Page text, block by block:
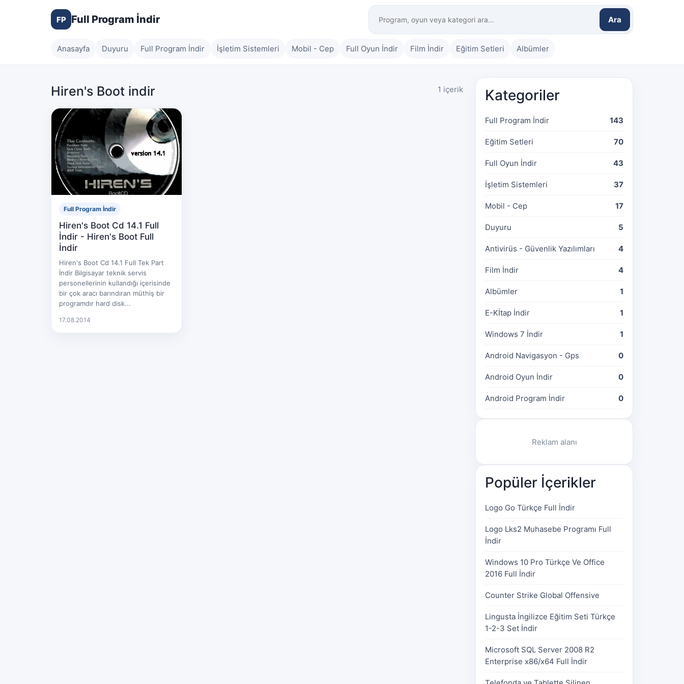
FP Full Program İndir Ara
Anasayfa Duyuru Full Program İndir İşletim Sistemleri Mobil - Cep Full Oyun İndir Film İndir Eğitim Setleri Albümler
Hiren's Boot indir 1 içerik
Full Program İndir
Hiren's Boot Cd 14.1 Full
İndir - Hiren's Boot Full
İndir
Hiren's Boot Cd 14.1 Full Tek Part
İndir Bilgisayar teknik servis
personellerinin kullandığı içerisinde
bir çok aracı barındıran müthiş bir
programdır hard disk...
17.08.2014
Kategoriler
Full Program İndir 143
Eğitim Setleri 70
Full Oyun İndir 43
İşletim Sistemleri 37
Mobil - Cep 17
Duyuru 5
Antivirüs - Güvenlik Yazılımları 4
Film İndir 4
Albümler 1
E-Kİtap İndir 1
Windows 7 İndir 1
Android Navigasyon - Gps 0
Android Oyun İndir 0
Android Program İndir 0
Reklam alanı
Popüler İçerikler
Logo Go Türkçe Full İndir
Logo Lks2 Muhasebe Programı Full
İndir
Windows 10 Pro Türkçe Ve Office
2016 Full İndir
Counter Strike Global Offensive
Lingusta İngilizce Eğitim Seti Türkçe
1-2-3 Set İndir
Microsoft SQL Server 2008 R2
Enterprise x86/x64 Full İndir